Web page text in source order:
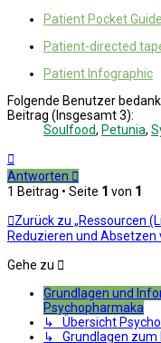
Patient Pocket Guide
Patient-directed
Patient Infographic
Folgende Benutzer
Beitrag (Insgesamt 3):
Soulfood, Petunia,
oben
Antworten
1 Beitrag • Seite 1 von 1
Zurück zu „Ressourcen
Reduzieren und Absetzen
Gehe zu
Grundlagen und
Psychopharmaka
↳ Übersicht
↳ Grundlagen zum